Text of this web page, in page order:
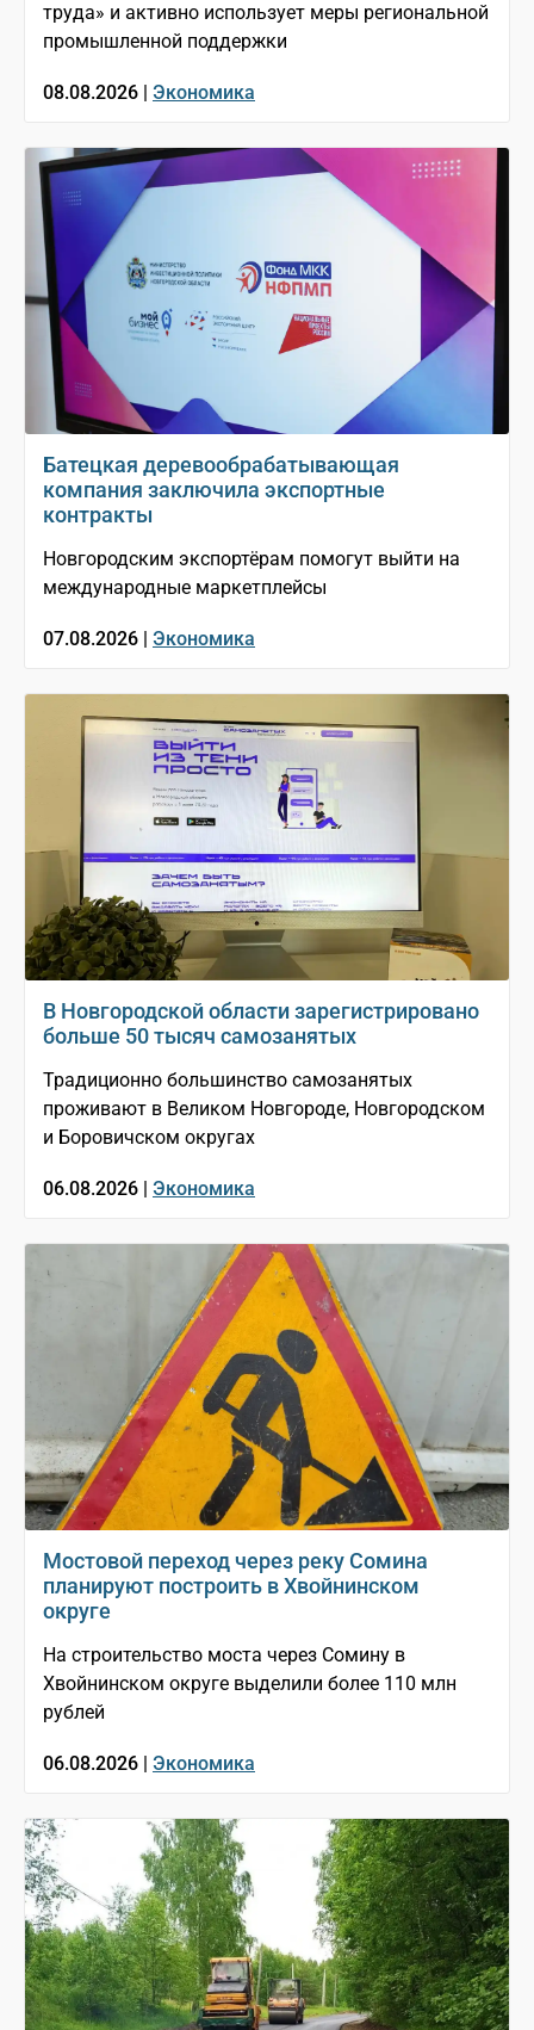
труда» и активно использует меры региональной
промышленной поддержки
08.08.2026 | Экономика
Батецкая деревообрабатывающая
компания заключила экспортные
контракты
Новгородским экспортёрам помогут выйти на
международные маркетплейсы
07.08.2026 | Экономика
В Новгородской области зарегистрировано
больше 50 тысяч самозанятых
Традиционно большинство самозанятых
проживают в Великом Новгороде, Новгородском
и Боровичском округах
06.08.2026 | Экономика
Мостовой переход через реку Сомина
планируют построить в Хвойнинском
округе
На строительство моста через Сомину в
Хвойнинском округе выделили более 110 млн
рублей
06.08.2026 | Экономика